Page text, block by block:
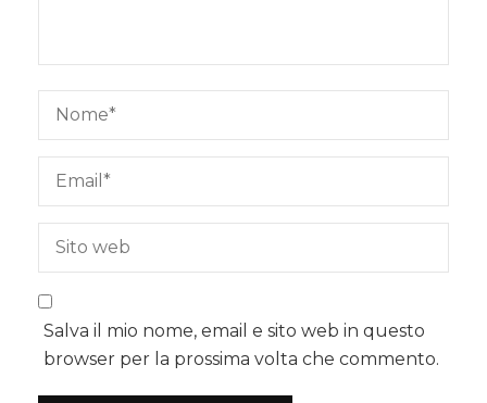
Salva il mio nome, email e sito web in questo
browser per la prossima volta che commento.